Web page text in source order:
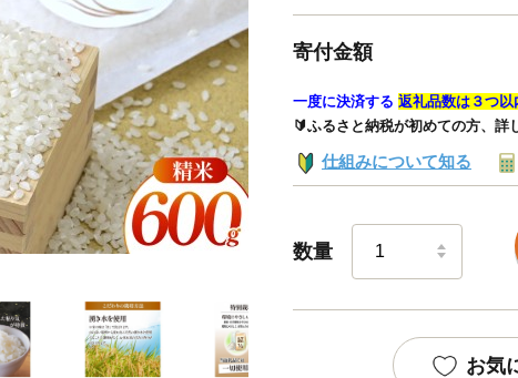
寄付金額
一度に決済する 返礼品数は３つ以
🔰ふるさと納税が初めての方、詳
仕組みについて知る
数量
お気